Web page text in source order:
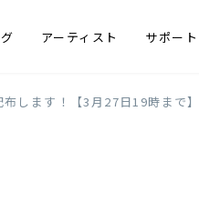
アーティスト サポート
します！【3月27日19時まで】